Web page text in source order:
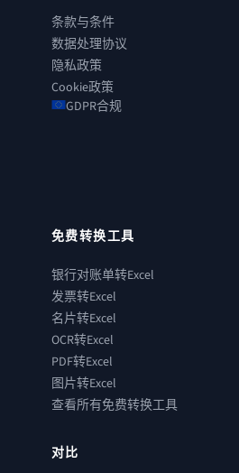
条款与条件
数据处理协议
隐私政策
Cookie政策
GDPR合规
免费转换工具
银行对账单转Excel
发票转Excel
名片转Excel
OCR转Excel
PDF转Excel
图片转Excel
查看所有免费转换工具
对比